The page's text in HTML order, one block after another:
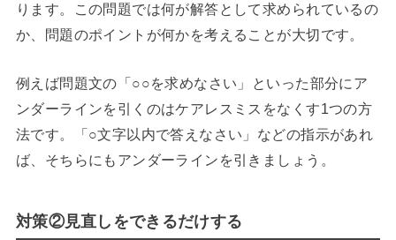
ります。この問題では何が解答として求められているの
か、問題のポイントが何かを考えることが大切です。
例えば問題文の「○○を求めなさい」といった部分にア
ンダーラインを引くのはケアレスミスをなくす1つの方
法です。「○文字以内で答えなさい」などの指示があれ
ば、そちらにもアンダーラインを引きましょう。
対策②見直しをできるだけする